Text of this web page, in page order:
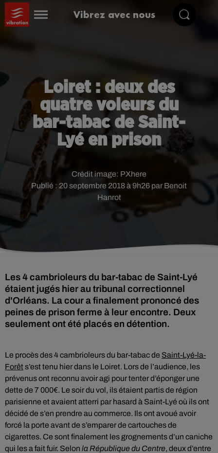
Vibrez avec nous
Loiret : deux des
quatre voleurs du
bar-tabac de Saint-
Lyé en prison
Publié : 20 septembre 2018 à 9h26 par Benoit
Hanrot
Crédit image: PXhere
Les 4 cambrioleurs du bar-tabac de Saint-Lyé
étaient jugés hier au tribunal correctionnel
d'Orléans. La cour a finalement prononcé des
peines de prison ferme à leur encontre. Deux
seulement ont été placés en détention.
Le procès des 4 cambrioleurs du bar-tabac de Saint-Lyé-la-
Forêts’est tenu hier dans le Loiret. Lors de l’audience, les
prévenus ont reconnu avoir agi pour tenter d’éponger une
dette de 7 000€. Le soir du vol, ils étaient partis de région
parisienne et avaient atterri par hasard à Saint-Lyé où ils ont
décidé de s’en prendre au commerce. Ils ont avoué avoir
forcé la porte avant de s’emparer de cartouches de
cigarettes. Ce sont finalement les grognements d’un caniche
qui les a fait fuir. Selon la République du Centre, deux d’entre